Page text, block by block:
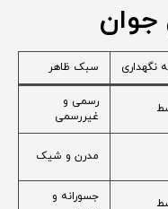
جوان
نگهداری سبک ظاهر
رسمی و
غیررسمی
مدرن و شیک
جسورانه و